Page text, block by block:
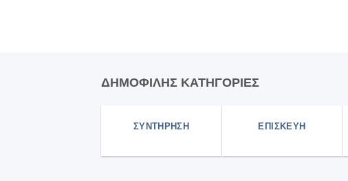
ΔΗΜΟΦΙΛΗΣ ΚΑΤΗΓΟΡΙΕΣ
ΣΥΝΤΗΡΗΣΗ ΕΠΙΣΚΕΥΗ